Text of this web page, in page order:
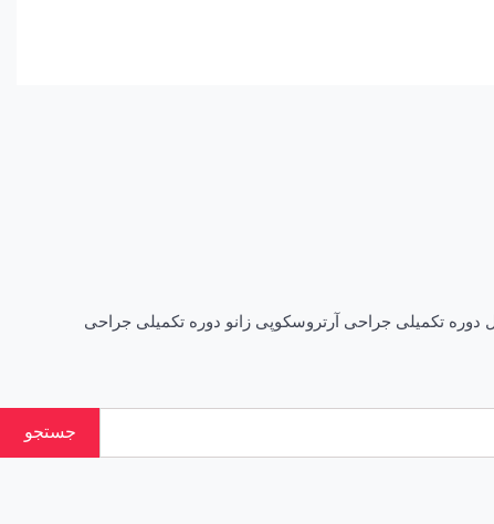
تکمیلی جراحی آرتروسکوپی زانو دوره تکمیلی جراحی